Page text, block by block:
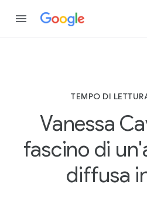
TEMPO DI
Vanessa
fascino di
diffusa